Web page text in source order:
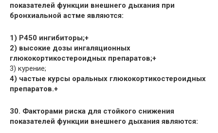
показателей функции внешнего дыхания при
бронхиальной астме являются:
1) P450 ингибиторы;+
2) высокие дозы ингаляционных
глюкокортикостероидных препаратов;+
3) курение;
4) частые курсы оральных глюкокортикостероидных
препаратов.+
30. Факторами риска для стойкого снижения
показателей функции внешнего дыхания являются: